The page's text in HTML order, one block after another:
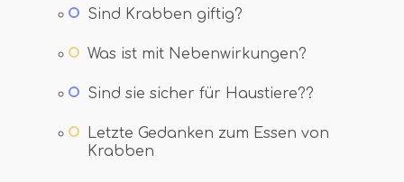
Sind Krabben giftig?
Was ist mit Nebenwirkungen?
Sind sie sicher für Haustiere??
Letzte Gedanken zum Essen von
Krabben